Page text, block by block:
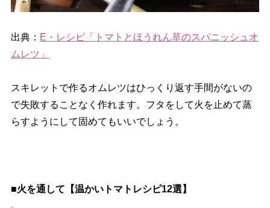
出典： E・レシピ「トマトとほうれん草のスパニッシュオ
ムレツ」
スキレットで作るオムレツはひっくり返す手間がないの
で失敗することなく作れます。フタをして火を止めて蒸
らすようにして固めてもいいでしょう。
■火を通して【温かいトマトレシピ12選】